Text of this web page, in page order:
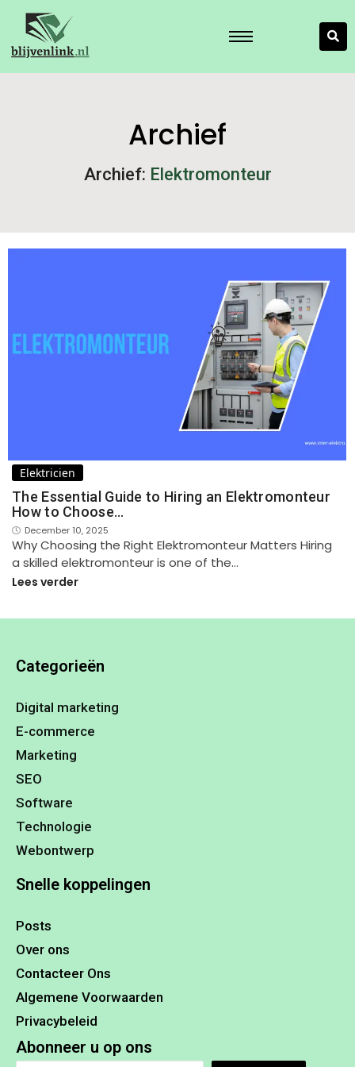
Archief
Archief: Elektromonteur
Elektricien
The Essential Guide to Hiring an Elektromonteur
How to Choose…
December 10, 2025
Why Choosing the Right Elektromonteur Matters Hiring
a skilled elektromonteur is one of the…
Lees verder
Categorieën
Digital marketing
E-commerce
Marketing
SEO
Software
Technologie
Webontwerp
Snelle koppelingen
Posts
Over ons
Contacteer Ons
Algemene Voorwaarden
Privacybeleid
Abonneer u op ons